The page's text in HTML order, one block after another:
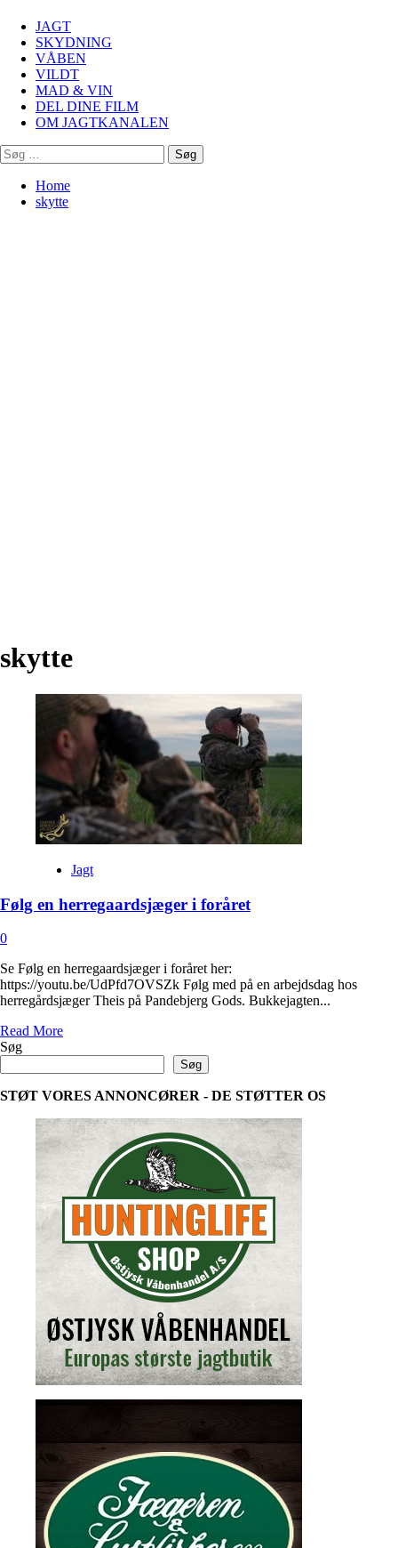
JAGT
SKYDNING
VÅBEN
VILDT
MAD & VIN
DEL DINE FILM
OM JAGTKANALEN
Søg
efter:
Home
skytte
skytte
Jagt
Følg en herregaardsjæger i foråret
0
Se Følg en herregaardsjæger i foråret her:
https://youtu.be/UdPfd7OVSZk Følg med på en arbejdsdag hos
herregårdsjæger Theis på Pandebjerg Gods. Bukkejagten...
Read MoreRead
Følg
en
foråret
Søg
Søg
STØT VORES ANNONCØRER - DE STØTTER OS